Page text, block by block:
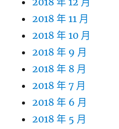
2018 年 11 月
2018 年 10 月
2018 年 9 月
2018 年 8 月
2018 年 7 月
2018 年 6 月
2018 年 5 月